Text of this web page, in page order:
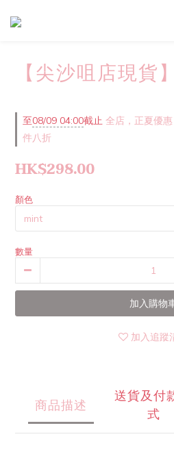
【尖沙咀店現貨
至08/09 04:00截止 全店，正夏優
件八折
HK$298.00
顏色
數量
加入購物
加入追蹤
商品描述
送貨及付
式